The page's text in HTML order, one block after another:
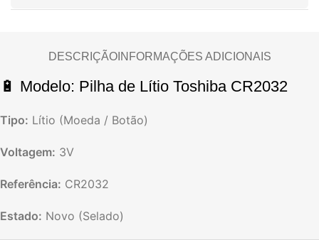
DESCRIÇÃOINFORMAÇÕES ADICIONAIS
🔋 Modelo: Pilha de Lítio Toshiba CR2032
Tipo: Lítio (Moeda / Botão)
Voltagem: 3V
Referência: CR2032
Estado: Novo (Selado)